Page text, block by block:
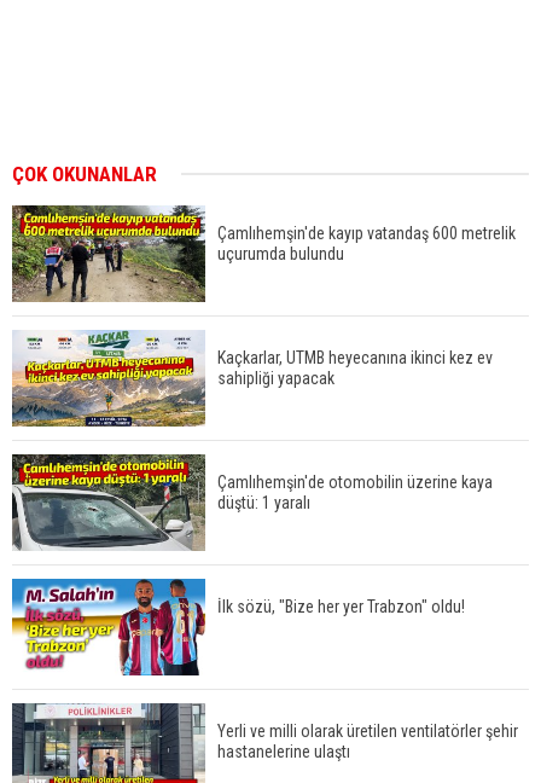
ÇOK OKUNANLAR
Çamlıhemşin'de kayıp vatandaş 600 metrelik
uçurumda bulundu
Kaçkarlar, UTMB heyecanına ikinci kez ev
sahipliği yapacak
Çamlıhemşin'de otomobilin üzerine kaya
düştü: 1 yaralı
İlk sözü, "Bize her yer Trabzon" oldu!
Yerli ve milli olarak üretilen ventilatörler şehir
hastanelerine ulaştı